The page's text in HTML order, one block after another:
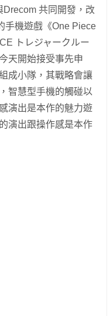
共同開發，改
手機遊戲《One Piece
トレジャークルー
天開始接受事先申
成小隊，其戰略會讓
智慧型手機的觸碰以
演出是本作的魅力遊
演出跟操作感是本作